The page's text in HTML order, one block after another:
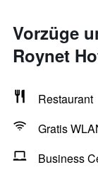
Vorzüge
Roynet
Restaurant
Gratis
Business